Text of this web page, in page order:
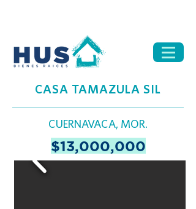
CASA TAMAZULA SIL
CUERNAVACA, MOR.
$13,000,000